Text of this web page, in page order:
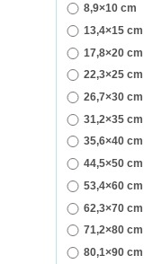
8,9×10 cm
13,4×15 cm
17,8×20 cm
22,3×25 cm
26,7×30 cm
31,2×35 cm
35,6×40 cm
44,5×50 cm
53,4×60 cm
62,3×70 cm
71,2×80 cm
80,1×90 cm